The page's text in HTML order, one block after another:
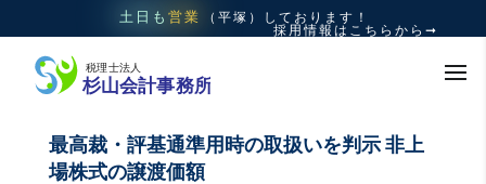
土日も 営業 （平塚）
しております！
採用情報はこちらから➞
最高裁・評基通準用時の取扱いを判示 非上
場株式の譲渡価額